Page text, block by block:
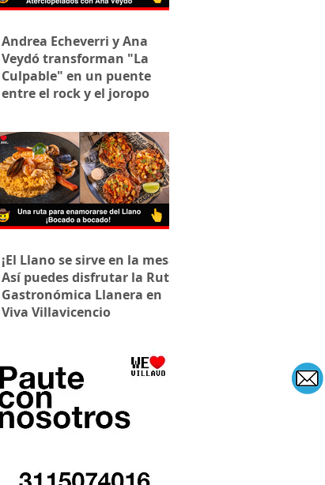
Andrea Echeverri y Ana
Veydó transforman "La
Culpable" en un puente
entre el rock y el joropo
¡El Llano se sirve en la mesa!
Así puedes disfrutar la Ruta
Gastronómica Llanera en
Viva Villavicencio